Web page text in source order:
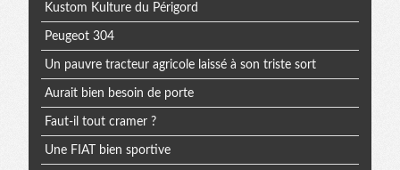
Kustom Kulture du Périgord
Peugeot 304
Un pauvre tracteur agricole laissé à son triste sort
Aurait bien besoin de porte
Faut-il tout cramer ?
Une FIAT bien sportive